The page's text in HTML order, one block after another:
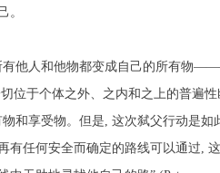
。
他人和他物都变成自己的所有物
位于个体之外、之内和之上的普遍性
和享受物。但是, 这次弑父行动是如
有任何安全而确定的路线可以通过,